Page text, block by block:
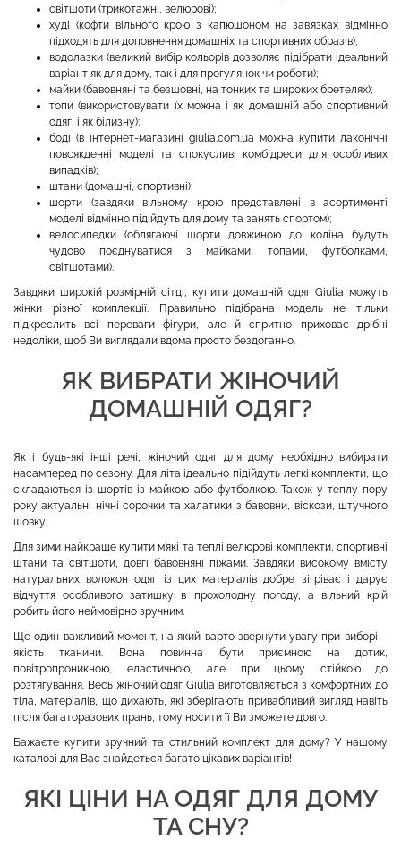
світшоти (трикотажні, велюрові);
худі (кофти вільного крою з капюшоном на зав'язках відмінно
підходять для доповнення домашніх та спортивних образів);
водолазки (великий вибір кольорів дозволяє підібрати ідеальний
варіант як для дому, так і для прогулянок чи роботи);
майки (бавовняні та безшовні, на тонких та широких бретелях);
топи (використовувати їх можна і як домашній або спортивний
одяг, і як білизну);
боді (в інтернет-магазині giulia.com.ua можна купити лаконічні
повсякденні моделі та спокусливі комбідреси для особливих
випадків);
штани (домашні, спортивні);
шорти (завдяки вільному крою представлені в асортименті
моделі відмінно підійдуть для дому та занять спортом);
велосипедки (облягаючі шорти довжиною до коліна будуть
чудово поєднуватися з майками, топами, футболками,
світшотами).
Завдяки широкій розмірній сітці, купити домашній одяг Giulia можуть
жінки різної комплекції. Правильно підібрана модель не тільки
підкреслить всі переваги фігури, але й спритно приховає дрібні
недоліки, щоб Ви виглядали вдома просто бездоганно.
ЯК ВИБРАТИ ЖІНОЧИЙ
ДОМАШНІЙ ОДЯГ?
Як і будь-які інші речі, жіночий одяг для дому необхідно вибирати
насамперед по сезону. Для літа ідеально підійдуть легкі комплекти, що
складаються із шортів із майкою або футболкою. Також у теплу пору
року актуальні нічні сорочки та халатики з бавовни, віскози, штучного
шовку.
Для зими найкраще купити м'які та теплі велюрові комплекти, спортивні
штани та світшоти, довгі бавовняні піжами. Завдяки високому вмісту
натуральних волокон одяг із цих матеріалів добре зігріває і дарує
відчуття особливого затишку в прохолодну погоду, а вільний крій
робить його неймовірно зручним.
Ще один важливий момент, на який варто звернути увагу при виборі –
якість тканини. Вона повинна бути приємною на дотик,
повітропроникною, еластичною, але при цьому стійкою до
розтягування. Весь жіночий одяг Giulia виготовляється з комфортних до
тіла, матеріалів, що дихають, які зберігають привабливий вигляд навіть
після багаторазових прань, тому носити її Ви зможете довго.
Бажаєте купити зручний та стильний комплект для дому? У нашому
каталозі для Вас знайдеться багато цікавих варіантів!
ЯКІ ЦІНИ НА ОДЯГ ДЛЯ ДОМУ
ТА СНУ?